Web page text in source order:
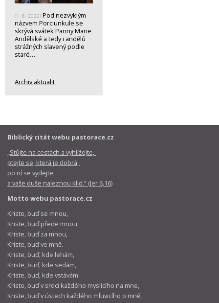
(1. 8. 2026) Pod nezvyklým
názvem Porciunkule se
skrývá svátek Panny Marie
Andělské a tedy i andělů
strážných slavený podle
staré…
Archiv aktualit
Biblický citát webu pastorace.cz
„Stůjte na cestách a vyhlížejte,
ptejte se, která je dobrá,
po ní se vydejte
a vaše duše naleznou klid.“ (Jer 6,16)
Motto webu pastorace.cz
Kriste, buď se mnou,
Kriste, buď přede mnou,
Kriste, buď za mnou,
Kriste, buď ve mně.
Kriste, buď, kde lehám,
Kriste, buď, kde sedám,
Kriste, buď, kde vstávám.
Kriste, buď v srdci každého myslícího na mne,
Kriste, buď v ústech každého mluvicího o mně,